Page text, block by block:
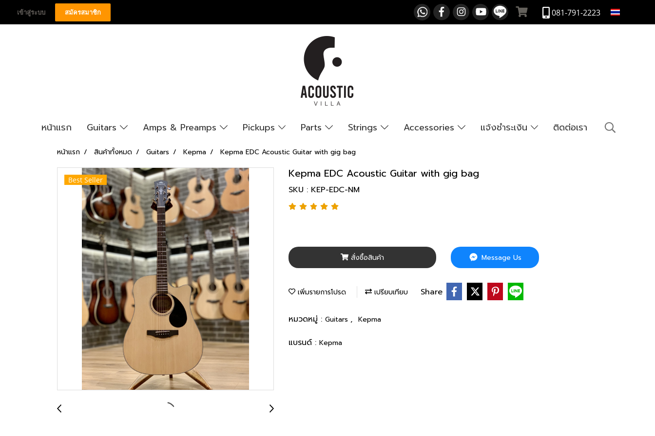
เข้าสู่ระบบ สมัครสมาชิก 081-791-2223 TH
หน้าแรก Guitars Amps & Preamps Pickups Parts Strings Accessories แจ้งชำระเงิน ติดต่อเรา
หน้าแรก สินค้าทั้งหมด Guitars Kepma Kepma EDC Acoustic Guitar with gig bag
Best Seller Kepma EDC Acoustic Guitar with gig bag
SKU : KEP-EDC-NM
สั่งซื้อสินค้า Message Us
เพิ่มรายการโปรด เปรียบเทียบ Share
หมวดหมู่ : Guitars , Kepma
แบรนด์ : Kepma